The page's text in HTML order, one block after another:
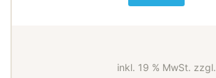
inkl. 19 % MwSt. zzgl.